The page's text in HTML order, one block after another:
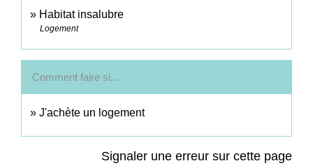
Habitat insalubre
Logement
Comment faire si...
J'achète un logement
Signaler une erreur sur cette page